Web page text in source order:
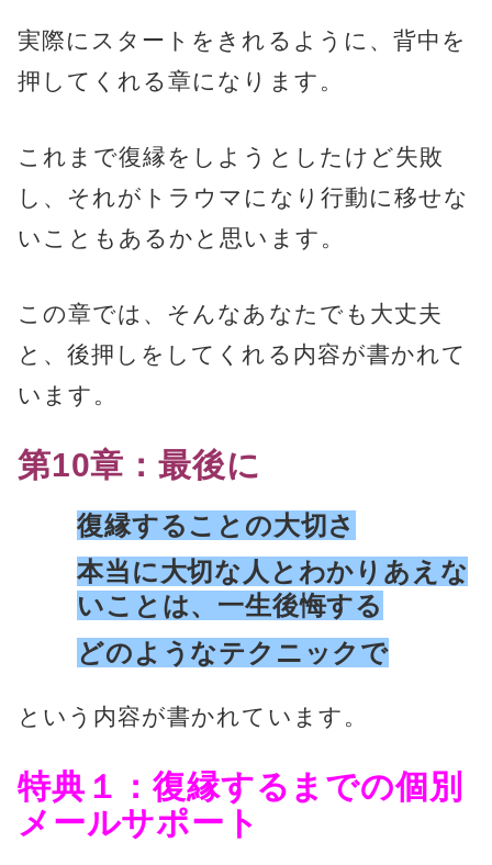
実際にスタートをきれるように、背中を
押してくれる章になります。
これまで復縁をしようとしたけど失敗
し、それがトラウマになり行動に移せな
いこともあるかと思います。
この章では、そんなあなたでも大丈夫
と、後押しをしてくれる内容が書かれて
います。
第10章：最後に
復縁することの大切さ
本当に大切な人とわかりあえな
いことは、一生後悔する
どのようなテクニックで
という内容が書かれています。
特典１：復縁するまでの個別
メールサポート